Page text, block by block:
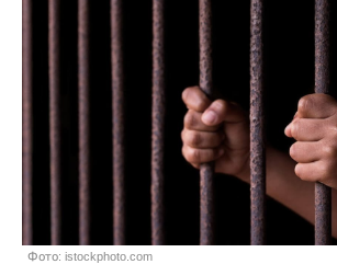
Фото: istockphoto.com